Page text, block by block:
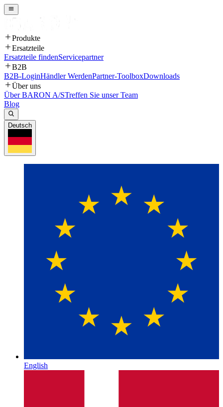
Produkte
Ersatzteile
Ersatzteile findenServicepartner
B2B
B2B-LoginHändler WerdenPartner-ToolboxDownloads
Über uns
Über BARON A/STreffen Sie unser Team
Blog
Deutsch
English